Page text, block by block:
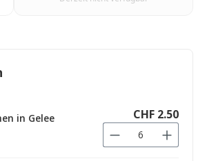
in Gelee
CHF 2.50